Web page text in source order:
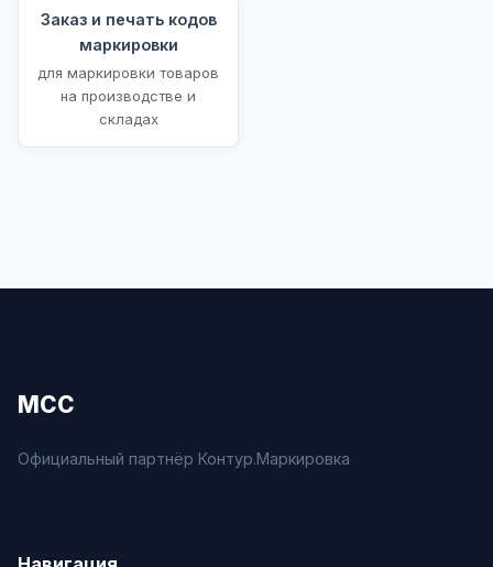
Заказ и печать кодов
маркировки
для маркировки товаров
на производстве и
складах
МСС
Официальный партнёр Контур.Маркировка